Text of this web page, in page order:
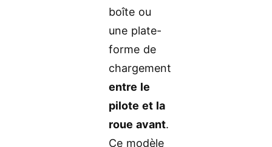
boîte ou
une plate-
forme de
chargement
entre le
pilote et la
roue avant.
Ce modèle